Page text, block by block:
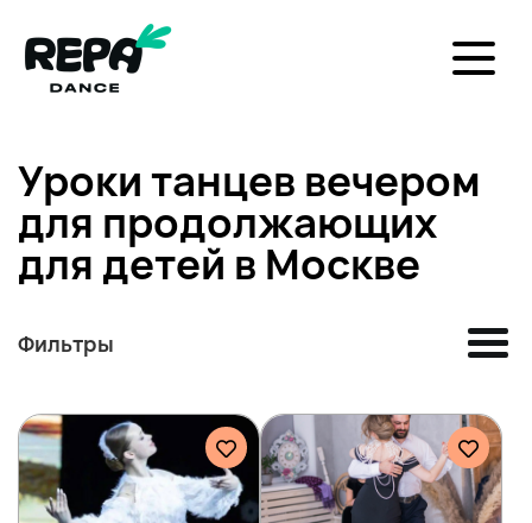
Уроки танцев вечером
для продолжающих
для детей в Москве
Фильтры